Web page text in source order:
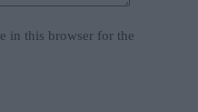
in this browser for the